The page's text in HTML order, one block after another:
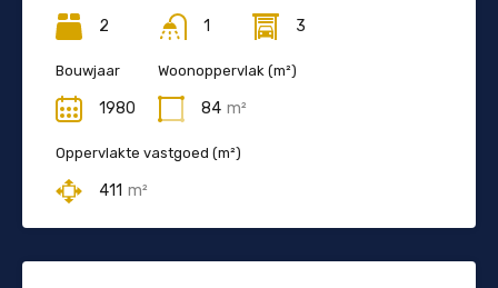
2 1 3
Bouwjaar
1980
Woonoppervlak (m²)
84 m²
Oppervlakte vastgoed (m²)
411 m²